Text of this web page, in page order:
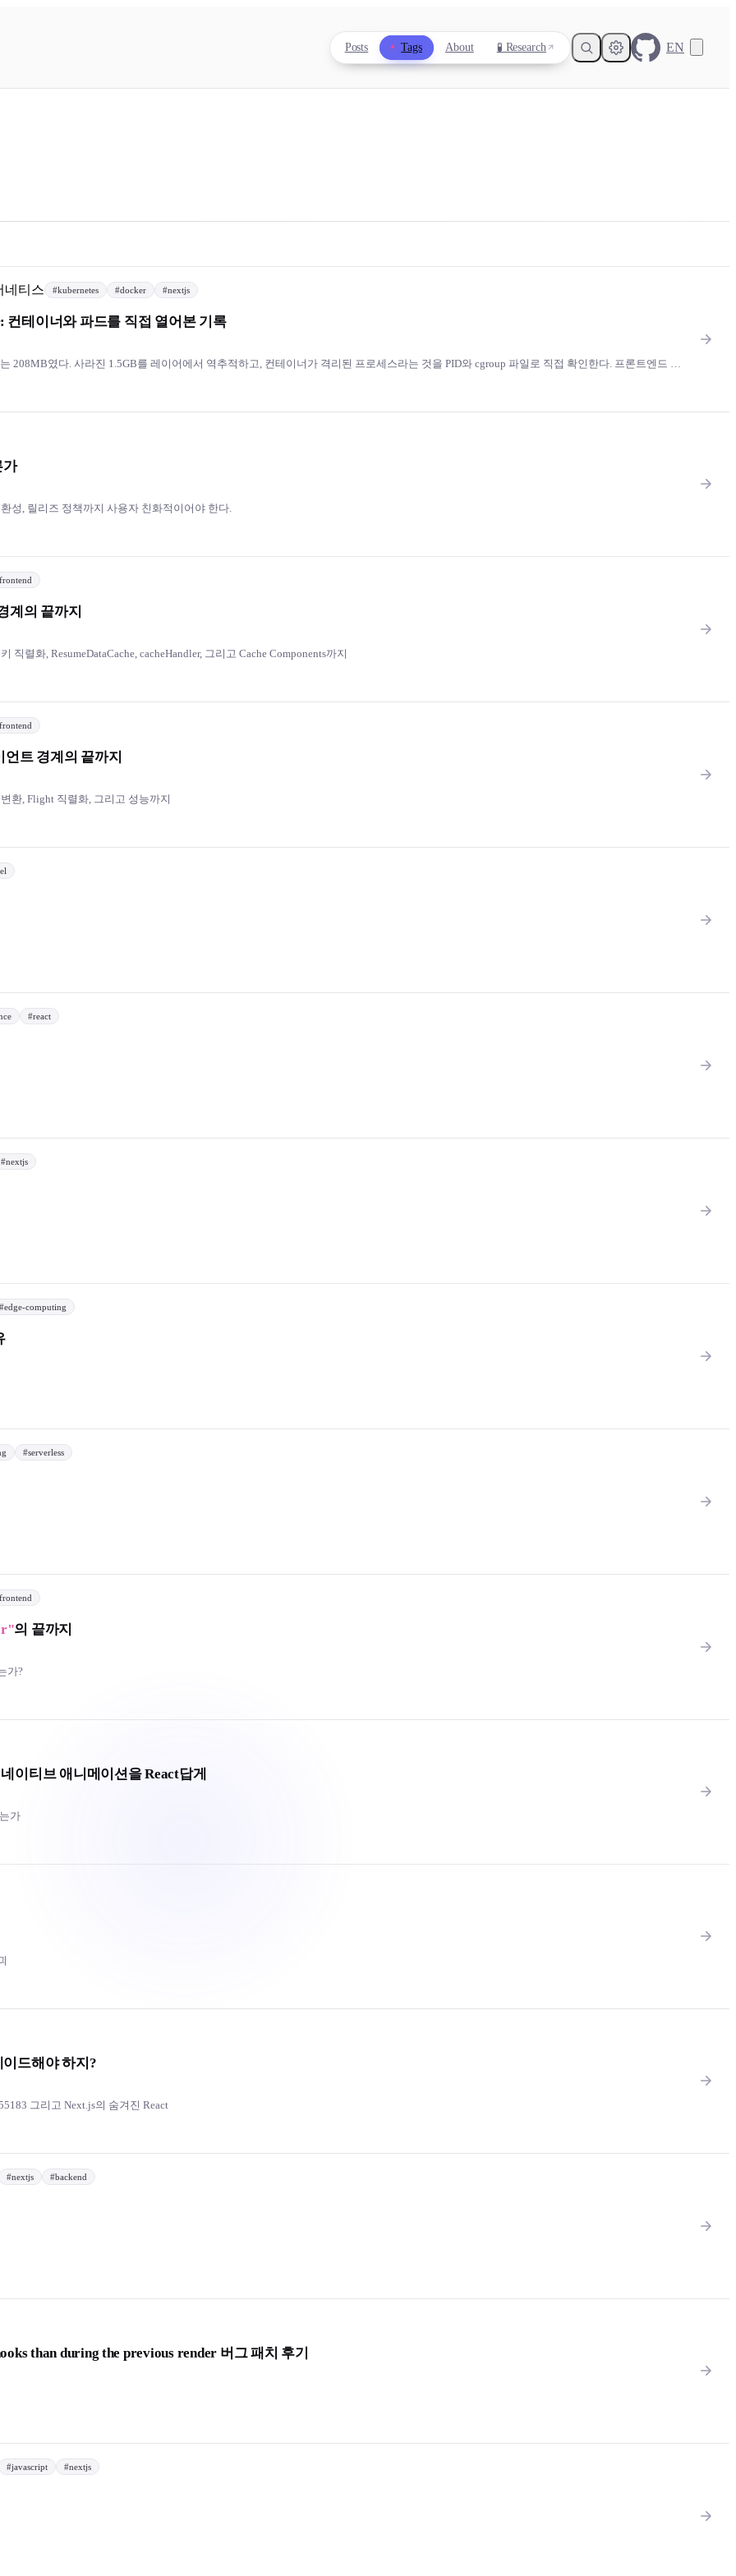
Posts Tags About 🧪 Research EN
네티스 #kubernetes #docker #nextjs
테이너와 파드를 직접 열어본 기록
208MB였다. 사라진 1.5GB를 레이어에서 역추적하고, 컨테이너가 격리된 프로세스라는 것을 PID와 cgroup 파일로 직접 확인한다. 프론트엔드 개
가
성, 릴리즈 정책까지 사용자 친화적이어야 한다.
frontend
계의 끝까지
직렬화, ResumeDataCache, cacheHandler, 그리고 Cache Components까지
frontend
트 경계의 끝까지
환, Flight 직렬화, 그리고 성능까지
#react
#nextjs
#edge-computing
#serverless
frontend
의 끝까지
가?
이티브 애니메이션을 React답게
가
드해야 하지?
그리고 Next.js의 숨겨진 React
#nextjs #backend
than during the previous render 버그 패치 후기
#javascript #nextjs